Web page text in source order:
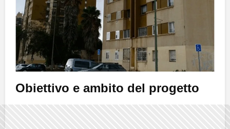
Obiettivo e ambito del progetto